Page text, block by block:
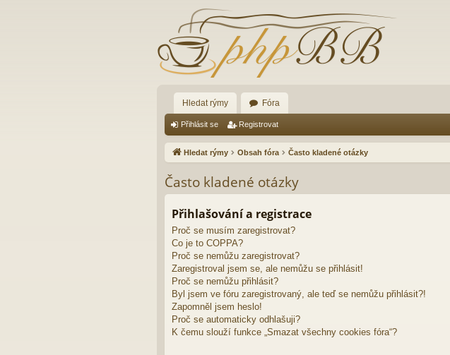
Hledat rýmy Fóra
Přihlásit se Registrovat
Hledat rýmy Obsah fóra Často kladené otázky
Často kladené otázky
Přihlašování a registrace
Proč se musím zaregistrovat?
Co je to COPPA?
Proč se nemůžu zaregistrovat?
Zaregistroval jsem se, ale nemůžu se přihlásit!
Proč se nemůžu přihlásit?
Byl jsem ve fóru zaregistrovaný, ale teď se nemůžu přihlásit?!
Zapomněl jsem heslo!
Proč se automaticky odhlašuji?
K čemu slouží funkce „Smazat všechny cookies fóra“?